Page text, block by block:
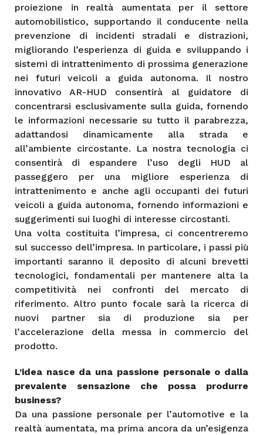
proiezione in realtà aumentata per il settore
automobilistico, supportando il conducente nella
prevenzione di incidenti stradali e distrazioni,
migliorando l’esperienza di guida e sviluppando i
sistemi di intrattenimento di prossima generazione
nei futuri veicoli a guida autonoma. Il nostro
innovativo AR-HUD consentirà al guidatore di
concentrarsi esclusivamente sulla guida, fornendo
le informazioni necessarie su tutto il parabrezza,
adattandosi dinamicamente alla strada e
all’ambiente circostante. La nostra tecnologia ci
consentirà di espandere l’uso degli HUD al
passeggero per una migliore esperienza di
intrattenimento e anche agli occupanti dei futuri
veicoli a guida autonoma, fornendo informazioni e
suggerimenti sui luoghi di interesse circostanti.
Una volta costituita l’impresa, ci concentreremo
sul successo dell’impresa. In particolare, i passi più
importanti saranno il deposito di alcuni brevetti
tecnologici, fondamentali per mantenere alta la
competitività nei confronti del mercato di
riferimento. Altro punto focale sarà la ricerca di
nuovi partner sia di produzione sia per
l’accelerazione della messa in commercio del
prodotto.
L’idea nasce da una passione personale o dalla
prevalente sensazione che possa produrre
business?
Da una passione personale per l’automotive e la
realtà aumentata, ma prima ancora da un’esigenza